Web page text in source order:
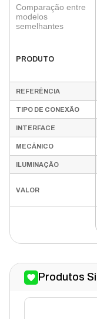
Comparação entre
modelos
semelhantes
PRODUTO
REFERÊNCIA
TIPO DE CONEXÃO
INTERFACE
MECÂNICO
ILUMINAÇÃO
VALOR
Produtos